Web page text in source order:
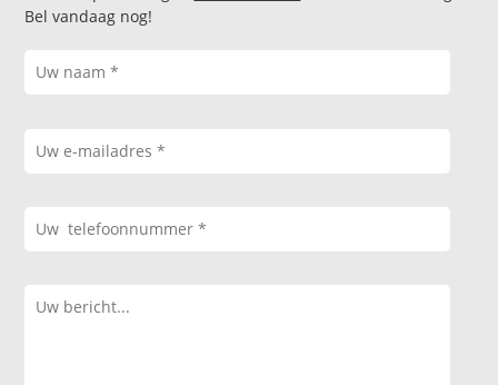
Bel vandaag nog!